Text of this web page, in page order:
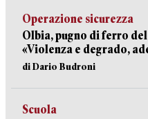
Operazione sicurezza
Olbia, pugno di ferro
«Violenza e degrado,
di Dario Budroni
Scuola